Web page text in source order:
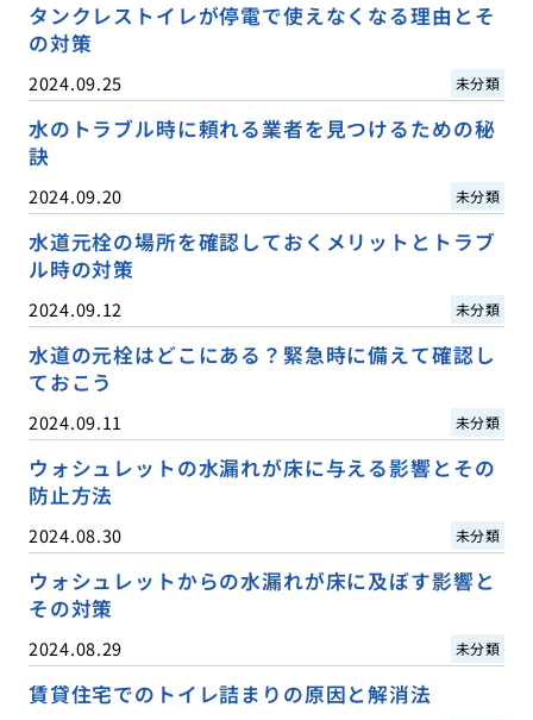
タンクレストイレが停電で使えなくなる理由とそ
の対策
2024.09.25 未分類
水のトラブル時に頼れる業者を見つけるための秘
訣
2024.09.20 未分類
水道元栓の場所を確認しておくメリットとトラブ
ル時の対策
2024.09.12 未分類
水道の元栓はどこにある？緊急時に備えて確認し
ておこう
2024.09.11 未分類
ウォシュレットの水漏れが床に与える影響とその
防止方法
2024.08.30 未分類
ウォシュレットからの水漏れが床に及ぼす影響と
その対策
2024.08.29 未分類
賃貸住宅でのトイレ詰まりの原因と解消法